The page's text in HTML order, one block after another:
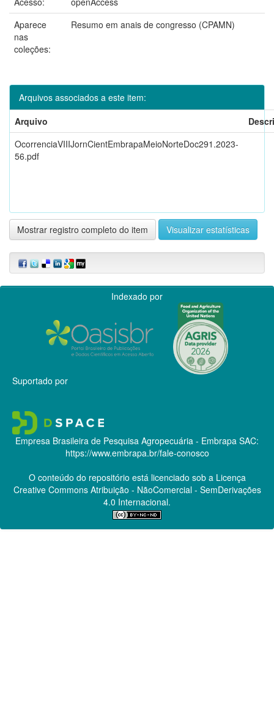
Aparece
nas
coleções:
Resumo em anais de congresso (CPAMN)
Arquivos associados a este item:
Arquivo
OcorrenciaVIIIJornCientEmbrapaMeioNorteDoc291.2023-
56.pdf
Mostrar registro completo do item Visualizar estatísticas
Indexado por
Suportado por
Empresa Brasileira de Pesquisa Agropecuária - Embrapa SAC:
https://www.embrapa.br/fale-conosco
O conteúdo do repositório está licenciado sob a Licença
Creative CommonsAtribuição - NãoComercial - SemDerivações
4.0 Internacional.